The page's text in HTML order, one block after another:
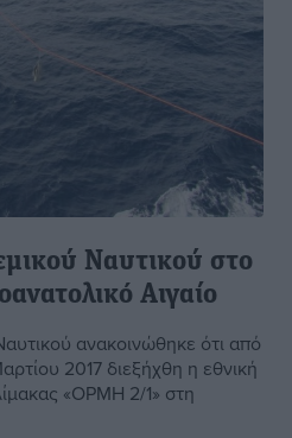
Ναυτικού στο
Αιγαίο
ανακοινώθηκε ότι από
2017 διεξήχθη η εθνική
«ΟΡΜΗ 2/1» στη